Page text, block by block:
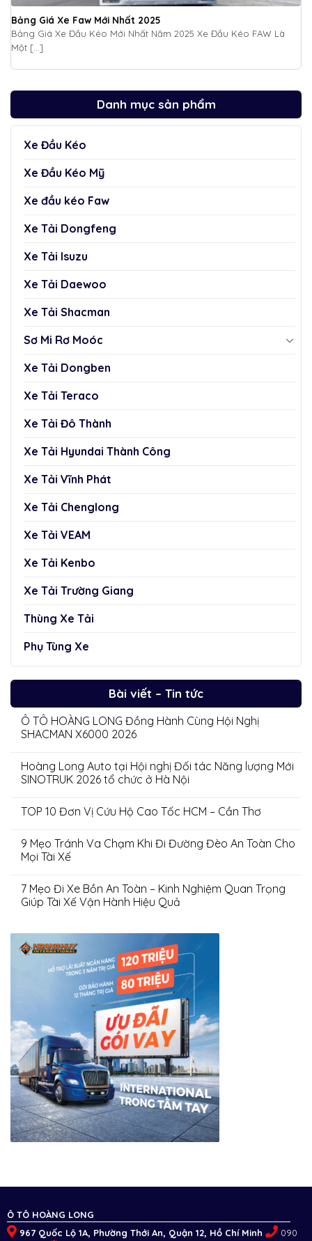
Danh mục sản phẩm
Xe Đầu Kéo
Xe Đầu Kéo Mỹ
Xe đầu kéo Faw
Xe Tải Dongfeng
Xe Tải Isuzu
Xe Tải Daewoo
Xe Tải Shacman
Sơ Mi Rơ Moóc
Xe Tải Dongben
Xe Tải Teraco
Xe Tải Đô Thành
Xe Tải Hyundai Thành Công
Xe Tải Vĩnh Phát
Xe Tải Chenglong
Xe Tải VEAM
Xe Tải Kenbo
Xe Tải Trường Giang
Thùng Xe Tải
Phụ Tùng Xe
Bài viết – Tin tức
Ô TÔ HOÀNG LONG Đồng Hành Cùng Hội Nghị
SHACMAN X6000 2026
Hoàng Long Auto tại Hội nghị Đối tác Năng lượng Mới
SINOTRUK 2026 tổ chức ở Hà Nội
TOP 10 Đơn Vị Cứu Hộ Cao Tốc HCM – Cần Thơ
9 Mẹo Tránh Va Chạm Khi Đi Đường Đèo An Toàn Cho
Mọi Tài Xế
7 Mẹo Đi Xe Bồn An Toàn – Kinh Nghiệm Quan Trọng
Giúp Tài Xế Vận Hành Hiệu Quả
Bảng Giá Xe Faw Mới Nhất 2025
Bảng Giá Xe Đầu Kéo Mới Nhất Năm 2025 Xe Đầu Kéo FAW Là
Một [...]
Ô TÔ HOÀNG LONG
967 Quốc Lộ 1A, Phường Thới An, Quận 12, Hồ Chí Minh
090